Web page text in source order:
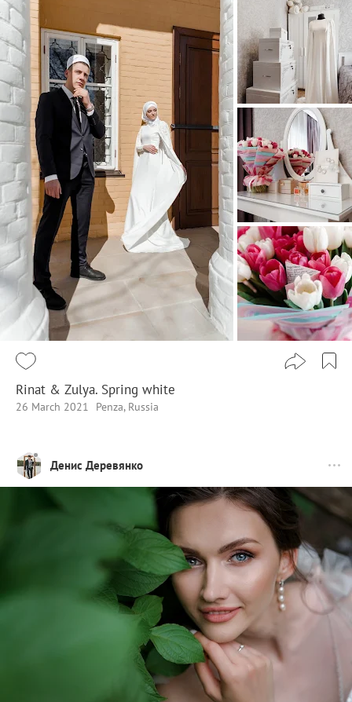
Rinat & Zulya. Spring white
26 March 2021 Penza, Russia
Денис Деревянко